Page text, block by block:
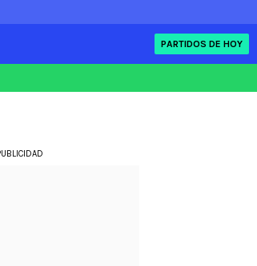
PARTIDOS DE HOY